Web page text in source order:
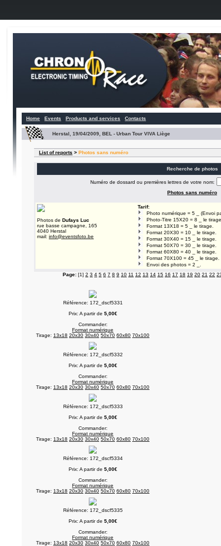
Home Events Products and services Contacts
Herstal, 19/04/2009, BEL - Urban Tour VIVA Liège
List of reports > Photos sans numéro
Recherche de photos
Numéro de dossard ou premières lettres de votre nom:
Photos sans numéro
Photos de Dufays Luc
rue basse campagne, 165
4040 Herstal
mail: info@eventsfoto.be
Tarif:
Photo numérique = 5 _ (Envoi
Photo-Titre 15X20 = 8 _ le
Format 13X18 = 5 _ le tirage.
Format 20X30 = 10 _ le tirage.
Format 30X40 = 15 _ le tirage.
Format 50X70 = 30 _ le tirage.
Format 60X80 = 40 _ le tirage.
Format 70X100 = 45 _ le tirage.
Envoi des photos = 2 _.
Page: [1] 2 3 4 5 6 7 8 9 10 11 12 13 14 15 16 17 18 19 20 21 22
Référence: 172_dscf5331
Prix: A partir de 5,00€
Commander:
Format numérique
Tirage: 13x18 20x30 30x40 50x70 60x80 70x100
Référence: 172_dscf5332
Prix: A partir de 5,00€
Commander:
Format numérique
Tirage: 13x18 20x30 30x40 50x70 60x80 70x100
Référence: 172_dscf5333
Prix: A partir de 5,00€
Commander:
Format numérique
Tirage: 13x18 20x30 30x40 50x70 60x80 70x100
Référence: 172_dscf5334
Prix: A partir de 5,00€
Commander:
Format numérique
Tirage: 13x18 20x30 30x40 50x70 60x80 70x100
Référence: 172_dscf5335
Prix: A partir de 5,00€
Commander:
Format numérique
Tirage: 13x18 20x30 30x40 50x70 60x80 70x100